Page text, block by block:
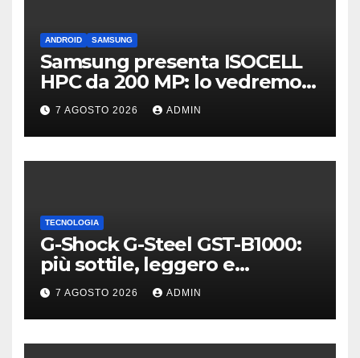
ANDROID SAMSUNG
Samsung presenta ISOCELL
HPC da 200 MP: lo vedremo
sui Galaxy S27?
7 AGOSTO 2026 ADMIN
TECNOLOGIA
G-Shock G-Steel GST-B1000:
più sottile, leggero e
connesso
7 AGOSTO 2026 ADMIN